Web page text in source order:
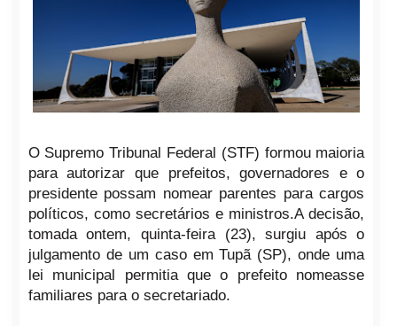
O Supremo Tribunal Federal (STF) formou maioria
para autorizar que prefeitos, governadores e o
presidente possam nomear parentes para cargos
políticos, como secretários e ministros.A decisão,
tomada ontem, quinta-feira (23), surgiu após o
julgamento de um caso em Tupã (SP), onde uma
lei municipal permitia que o prefeito nomeasse
familiares para o secretariado.